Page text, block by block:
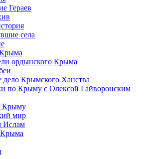
Гераев
села
ордынского Крыма
дело Крымского Ханства
по Крыму с Олексой Гайворонским
Крыму
мир
Ислам